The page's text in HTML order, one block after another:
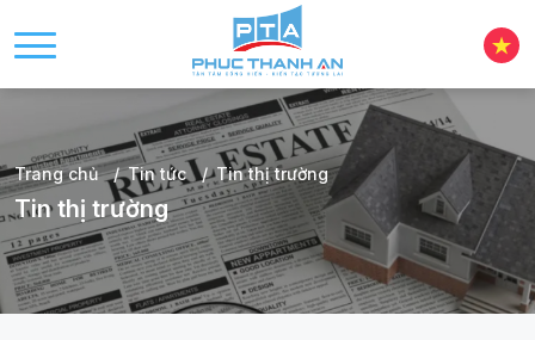
Trang chủ Tin tức Tin thị trường
Tin thị trường